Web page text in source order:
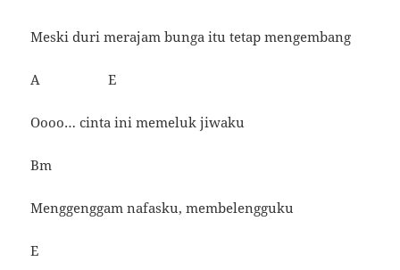
Meski duri merajam bunga itu tetap mengembang
A E
Oooo… cinta ini memeluk jiwaku
Bm
Menggenggam nafasku, membelengguku
E